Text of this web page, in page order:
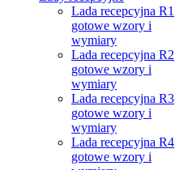
Lada recepcyjna R1
gotowe wzory i
wymiary
Lada recepcyjna R2
gotowe wzory i
wymiary
Lada recepcyjna R3
gotowe wzory i
wymiary
Lada recepcyjna R4
gotowe wzory i